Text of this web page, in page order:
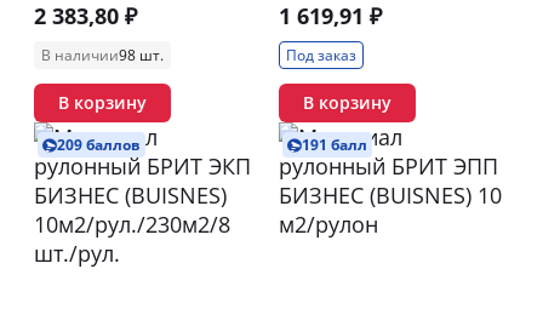
2 383,80 ₽
В наличии98 шт.
В корзину
1 619,91 ₽
Под заказ
В корзину
209 баллов 191 балл